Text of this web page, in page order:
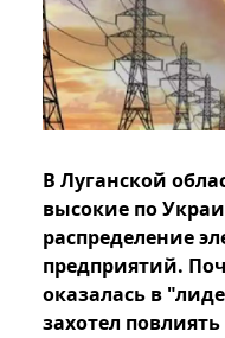
В Луганской
высокие по
распределение
предприятий.
оказалась в
захотел